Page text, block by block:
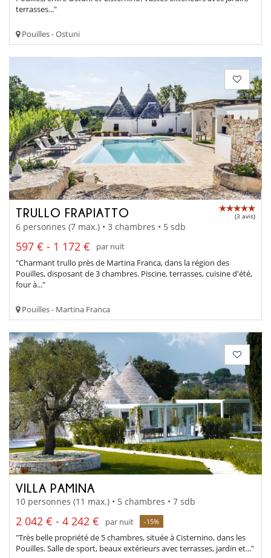
terrasses..."
Pouilles - Ostuni
TRULLO FRAPIATTO (3 avis)
6 personnes (7 max.) • 3 chambres • 5 sdb
597 € - 1 172 €
par nuit
"Charmant trullo près de Martina Franca, dans la région des
Pouilles, disposant de 3 chambres. Piscine, terrasses, cuisine d'été,
four à..."
Pouilles - Martina Franca
VILLA PAMINA
10 personnes (11 max.) • 5 chambres • 7 sdb
2 042 € - 4 242 € par nuit -15%
"Très belle propriété de 5 chambres, située à Cisternino, dans les
Pouilles. Salle de sport, beaux extérieurs avec terrasses, jardin et..."